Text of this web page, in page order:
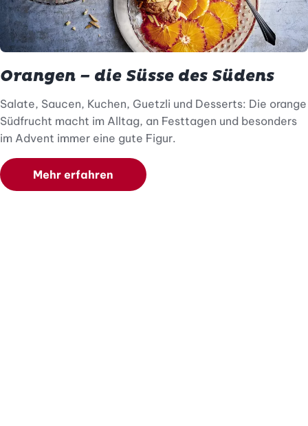
Orangen – die Süsse des Südens
Salate, Saucen, Kuchen, Guetzli und Desserts: Die orange
Südfrucht macht im Alltag, an Festtagen und besonders
im Advent immer eine gute Figur.
Mehr erfahren